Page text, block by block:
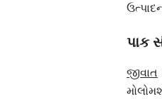
પાક
જીવાત